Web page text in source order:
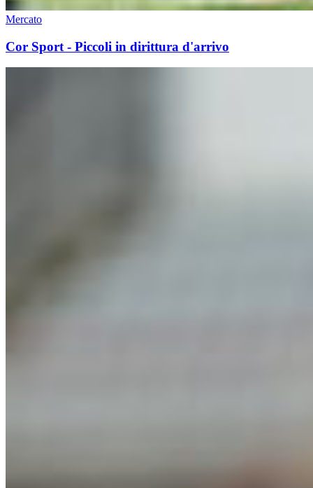
Mercato
Cor Sport - Piccoli in dirittura d'arrivo